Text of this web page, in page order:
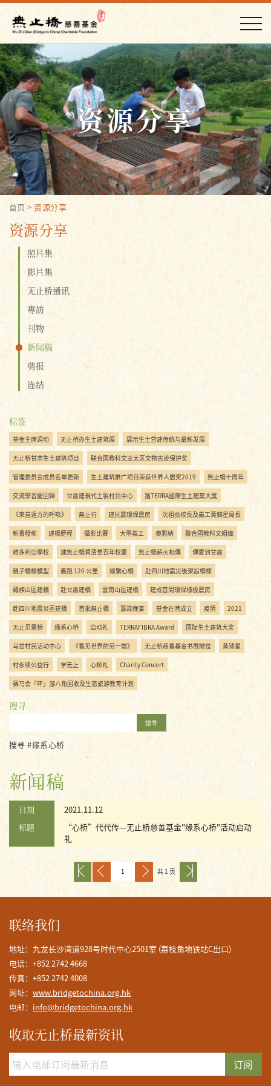
资源分享
首页 >资源分享
资源分享
照片集
影片集
无止桥通讯
專訪
刊物
新闻稿
剪报
连结
标签
基金主席调动 无止桥办生土建筑展 展示生土营建传统与最新发展
无止桥甘肃生土建筑项目 联合国教科文亚太区文物古迹保护奖
管理委员会成员名单更新 生土建筑推广项目荣获世界人居奖2019 無止橋十周年
交流學習慶回歸 甘肅建現代土製村民中心 獲TERRA國際生土建築大獎
《來自遠方的呼喚》 無止行 建抗震環保農房 沈祖堯校長及義工黃錦星局長
新書發佈 建橋歷程 攝影比賽 大學義工 奧雅納 聯合國教科文組織
維多利亞學校 建無止橋賀清華百年校慶 無止橋薪火相傳 傳愛到甘肅
親子橋樑模型 義跑 120 公里 緣繫心橋 赴四川地震災後架設橋樑
藏族山區建橋 赴甘肅建橋 雲南山區建橋 建成首間環保樣板農房
赴四川地震災區建橋 首批無止橋 籌款晚宴 基金在港成立 疫情 2021
无止贝雷桥 缘系心桥 启动礼 TERRAFIBRA Award 国际生土建筑大奖
马岔村民活动中心 《看见世界的另一端》 无止桥慈善基金书展摊位 黄锦星
村永续公益行 学无止 心桥礼 Charity Concert
赛马会「环」游八角回收及生态旅游教育计划
搜寻
搜寻
搜寻 #缘系心桥
新闻稿
日期
2021.11.12
标题
“心桥”代代传—无止桥慈善基金"缘系心桥"活动启动
礼
共 1 页
联络我们
地址：九龙长沙湾道928号时代中心2501室 (荔枝角地铁站C出口)
电话：+852 2742 4668
传真：+852 2742 4008
网址： www.bridgetochina.org.hk
电邮： info@bridgetochina.org.hk
收取无止桥最新资讯
订阅